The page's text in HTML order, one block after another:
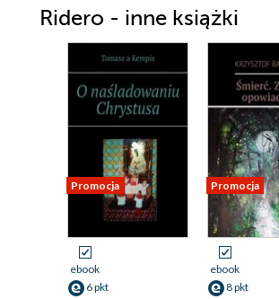
Ridero - inne książki
Promocja
ebook
6 pkt
Promocja
ebook
8 pkt